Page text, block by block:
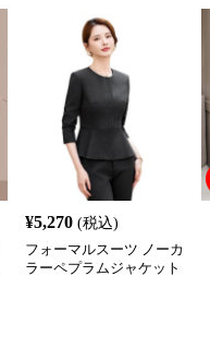
¥5,270 (税込)
フォーマルスーツ ノーカ
ラーペプラムジャケット